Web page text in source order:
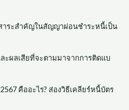
ระสำคัญในสัญญาผ่อนชําระหนี้เป็น
ะผลเสียที่จะตามมาจากการติดแบ
คืออะไร? ส่องวิธีเคลียร์หนี้บัตร